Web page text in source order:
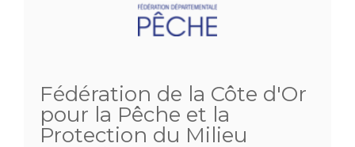
Fédération de la Côte d'Or
pour la Pêche et la
Protection du Milieu